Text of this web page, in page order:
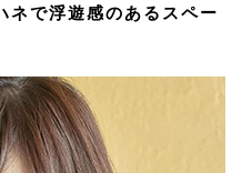
ネで浮遊感のあるスペー